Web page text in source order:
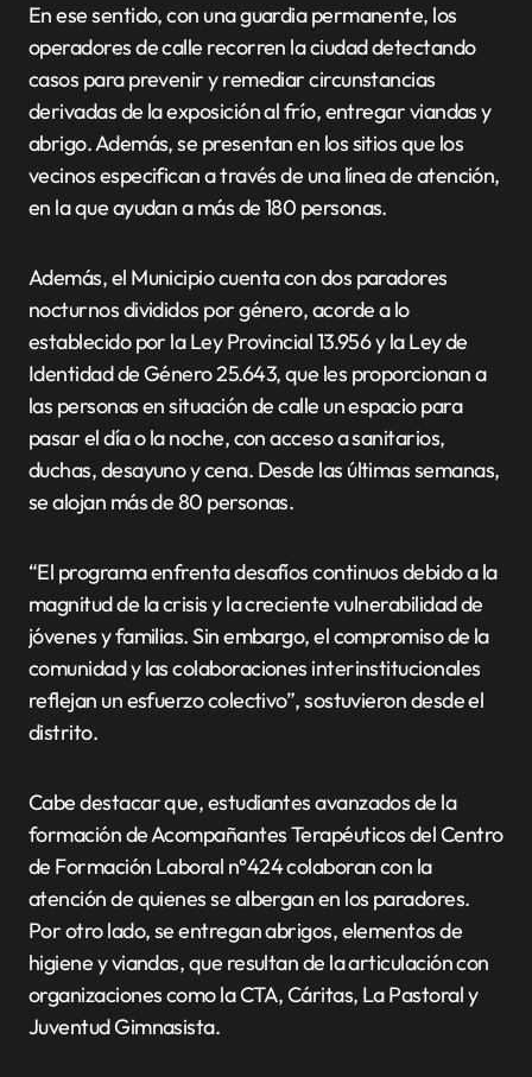
En ese sentido, con una guardia permanente, los
operadores de calle recorren la ciudad detectando
casos para prevenir y remediar circunstancias
derivadas de la exposición al frío, entregar viandas y
abrigo. Además, se presentan en los sitios que los
vecinos especifican a través de una línea de atención,
en la que ayudan a más de 180 personas.
Además, el Municipio cuenta con dos paradores
nocturnos divididos por género, acorde a lo
establecido por la Ley Provincial 13.956 y la Ley de
Identidad de Género 25.643, que les proporcionan a
las personas en situación de calle un espacio para
pasar el día o la noche, con acceso a sanitarios,
duchas, desayuno y cena. Desde las últimas semanas,
se alojan más de 80 personas.
“El programa enfrenta desafíos continuos debido a la
magnitud de la crisis y la creciente vulnerabilidad de
jóvenes y familias. Sin embargo, el compromiso de la
comunidad y las colaboraciones interinstitucionales
reflejan un esfuerzo colectivo”, sostuvieron desde el
distrito.
Cabe destacar que, estudiantes avanzados de la
formación de Acompañantes Terapéuticos del Centro
de Formación Laboral n°424 colaboran con la
atención de quienes se albergan en los paradores.
Por otro lado, se entregan abrigos, elementos de
higiene y viandas, que resultan de la articulación con
organizaciones como la CTA, Cáritas, La Pastoral y
Juventud Gimnasista.